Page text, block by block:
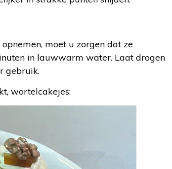
moet u zorgen dat ze
in lauwwarm water. Laat drogen
gebruik.
wortelcakejes: